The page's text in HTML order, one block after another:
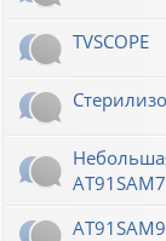
TVSCOPE